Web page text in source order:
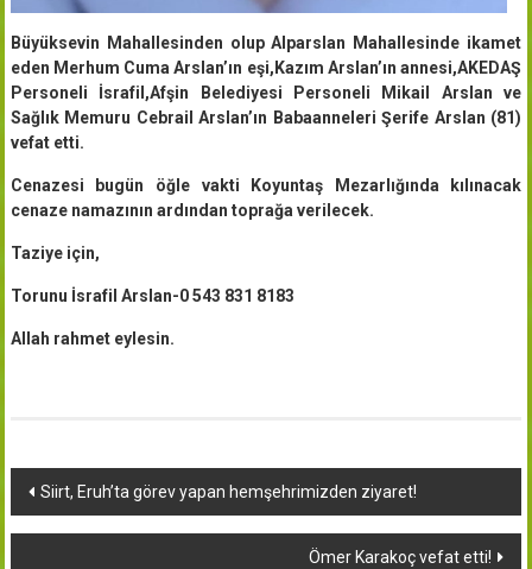
Büyüksevin Mahallesinden olup Alparslan Mahallesinde ikamet
eden Merhum Cuma Arslan’ın eşi,Kazım Arslan’ın annesi,AKEDAŞ
Personeli İsrafil,Afşin Belediyesi Personeli Mikail Arslan ve
Sağlık Memuru Cebrail Arslan’ın Babaanneleri Şerife Arslan (81)
vefat etti.
Cenazesi bugün öğle vakti Koyuntaş Mezarlığında kılınacak
cenaze namazının ardından toprağa verilecek.
Taziye için,
Torunu İsrafil Arslan-0 543 831 8183
Allah rahmet eylesin.
Yazı
dolaşımı
Siirt, Eruh’ta görev yapan hemşehrimizden ziyaret!
Ömer Karakoç vefat etti!